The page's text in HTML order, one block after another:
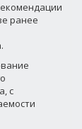
ранее
с